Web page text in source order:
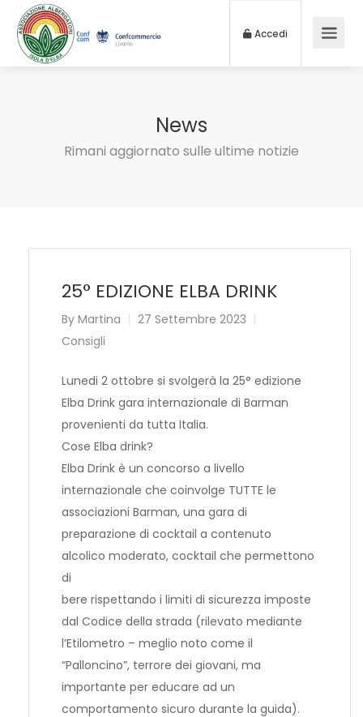
Accedi
News
Rimani aggiornato sulle ultime notizie
25° EDIZIONE ELBA DRINK
By Martina
27 Settembre 2023
Consigli
Lunedi 2 ottobre si svolgerà la 25° edizione
Elba Drink gara internazionale di Barman
provenienti da tutta Italia.
Cose Elba drink?
Elba Drink è un concorso a livello
internazionale che coinvolge TUTTE le
associazioni Barman, una gara di
preparazione di cocktail a contenuto
alcolico moderato, cocktail che permettono
di
bere rispettando i limiti di sicurezza imposte
dal Codice della strada (rilevato mediante
l’Etilometro – meglio noto come il
“Palloncino”, terrore dei giovani, ma
importante per educare ad un
comportamento sicuro durante la guida).